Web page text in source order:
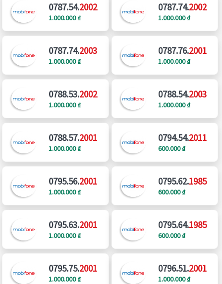
0787.54.2002
1.000.000 ₫
0787.74.2002
1.000.000 ₫
0787.74.2003
1.000.000 ₫
0787.76.2001
1.000.000 ₫
0788.53.2002
1.000.000 ₫
0788.54.2003
1.000.000 ₫
0788.57.2001
1.000.000 ₫
0794.54.2011
600.000 ₫
0795.56.2001
1.000.000 ₫
0795.62.1985
600.000 ₫
0795.63.2001
1.000.000 ₫
0795.64.1985
600.000 ₫
0795.75.2001
1.000.000 ₫
0796.51.2001
1.000.000 ₫